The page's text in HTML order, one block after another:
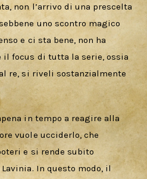
non l’arrivo di una prescelta
uno scontro magico
e ci sta bene, non ha
il focus di tutta la serie, ossia
re, si riveli sostanzialmente
in tempo a reagire alla
vuole ucciderlo, che
e si rende subito
In questo modo, il